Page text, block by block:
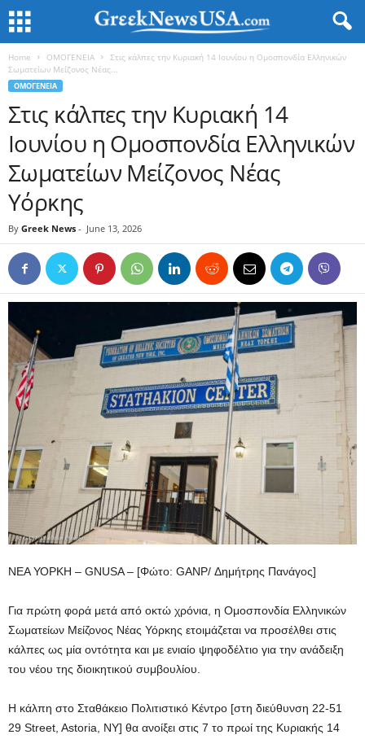
Home ΟΜΟΓΕΝΕΙΑ
Στις κάλπες την Κυριακή 14 Ιουνίου η Ομοσπονδία Ελληνικών
Σωματείων Μείζονος Νέας...
ΟΜΟΓΕΝΕΙΑ
Στις κάλπες την Κυριακή 14
Ιουνίου η Ομοσπονδία Ελληνικών
Σωματείων Μείζονος Νέας
Υόρκης
By Greek News - June 13, 2026
ΝΕΑ ΥΟΡΚΗ – GNUSA – [Φώτο: GANP/ Δημήτρης Πανάγος]
Για πρώτη φορά μετά από οκτώ χρόνια, η Ομοσπονδία Ελληνικών
Σωματείων Μείζονος Νέας Υόρκης ετοιμάζεται να προσέλθει στις
κάλπες ως μία οντότητα και με ενιαίο ψηφοδέλτιο για την ανάδειξη
του νέου της διοικητικού συμβουλίου.
Η κάλπη στο Σταθάκειο Πολιτιστικό Κέντρο [στη διεύθυνση 22-51
29 Street, Astoria, NY] θα ανοίξει στις 7 το πρωί της Κυριακής 14